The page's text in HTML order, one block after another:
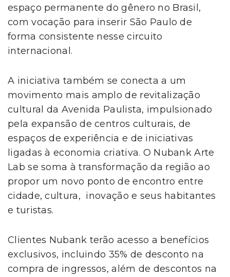
espaço permanente do gênero no Brasil,
com vocação para inserir São Paulo de
forma consistente nesse circuito
internacional.
A iniciativa também se conecta a um
movimento mais amplo de revitalização
cultural da Avenida Paulista, impulsionado
pela expansão de centros culturais, de
espaços de experiência e de iniciativas
ligadas à economia criativa. O Nubank Arte
Lab se soma à transformação da região ao
propor um novo ponto de encontro entre
cidade, cultura, inovação e seus habitantes
e turistas.
Clientes Nubank terão acesso a benefícios
exclusivos, incluindo 35% de desconto na
compra de ingressos, além de descontos na